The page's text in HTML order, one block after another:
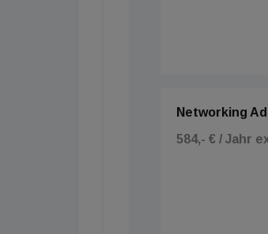
Networking
584,- € / Jahr